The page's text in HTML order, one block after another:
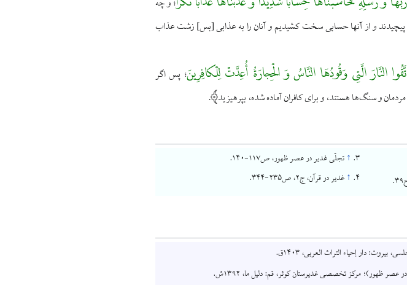
؛و چه
پيچيدند و از آنها حسابى سخت كشيديم و آنان را به عذابى [بس‌] زشت عذاب
النَّارَ الَّتِى وَقُودُهَا النَّاسُ وَ الْحِجارَةُ أُعِدَّتْ لِلْكافِرِينَ؛پس اگر
و سنگ‌ها هستند، و براى كافران آماده شده، بپرهيزيد .
↑ تجلّى غدير در عصر ظهور، ص۱۱۷-۱۴۰.
↑ غدير در قرآن، ج۲، ص۲۳۵-۳۴۴.
دار إحياء التراث العربی، ۱۴۰۳ق.
ظهور)؛ مرکز تخصصی غدیرستان کوثر، قم: دلیل ما، ۱۳۹۲ش.